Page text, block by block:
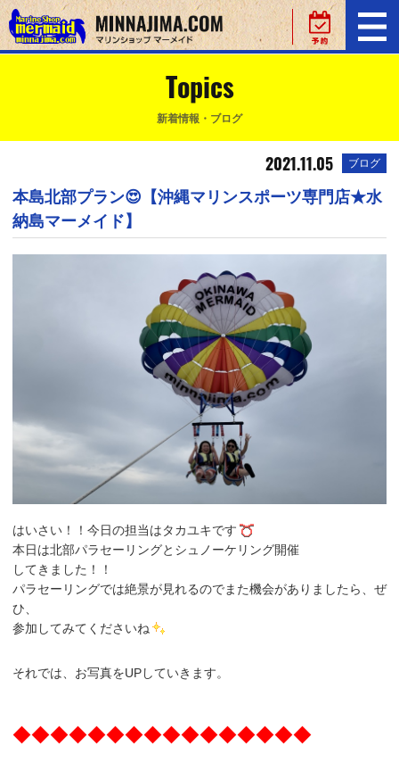
Topics
新着情報・ブログ
2021.11.05 ブログ
本島北部プラン😍【沖縄マリンスポーツ専門店★水
納島マーメイド】
はいさい！！今日の担当はタカユキです
本日は北部パラセーリングとシュノーケリング開催
してきました！！
パラセーリングでは絶景が見れるのでまた機会がありましたら、ぜ
ひ、
参加してみてくださいね
それでは、お写真をUPしていきます。
◆◆◆◆◆◆◆◆◆◆◆◆◆◆◆◆